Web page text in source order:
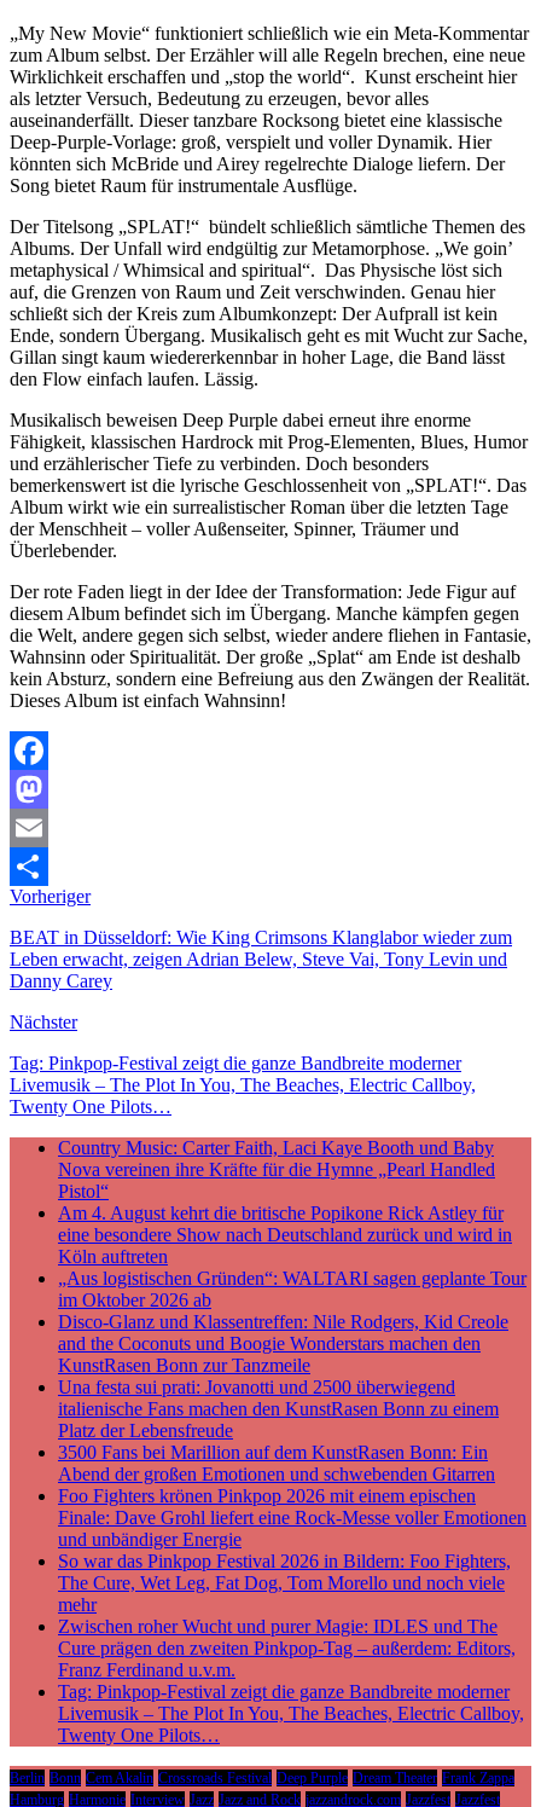
„My New Movie“ funktioniert schließlich wie ein Meta-Kommentar
zum Album selbst. Der Erzähler will alle Regeln brechen, eine neue
Wirklichkeit erschaffen und „stop the world“. Kunst erscheint hier
als letzter Versuch, Bedeutung zu erzeugen, bevor alles
auseinanderfällt. Dieser tanzbare Rocksong bietet eine klassische
Deep-Purple-Vorlage: groß, verspielt und voller Dynamik. Hier
könnten sich McBride und Airey regelrechte Dialoge liefern. Der
Song bietet Raum für instrumentale Ausflüge.
Der Titelsong „SPLAT!“ bündelt schließlich sämtliche Themen des
Albums. Der Unfall wird endgültig zur Metamorphose. „We goin’
metaphysical / Whimsical and spiritual“. Das Physische löst sich
auf, die Grenzen von Raum und Zeit verschwinden. Genau hier
schließt sich der Kreis zum Albumkonzept: Der Aufprall ist kein
Ende, sondern Übergang. Musikalisch geht es mit Wucht zur Sache,
Gillan singt kaum wiedererkennbar in hoher Lage, die Band lässt
den Flow einfach laufen. Lässig.
Musikalisch beweisen Deep Purple dabei erneut ihre enorme
Fähigkeit, klassischen Hardrock mit Prog-Elementen, Blues, Humor
und erzählerischer Tiefe zu verbinden. Doch besonders
bemerkenswert ist die lyrische Geschlossenheit von „SPLAT!“. Das
Album wirkt wie ein surrealistischer Roman über die letzten Tage
der Menschheit – voller Außenseiter, Spinner, Träumer und
Überlebender.
Der rote Faden liegt in der Idee der Transformation: Jede Figur auf
diesem Album befindet sich im Übergang. Manche kämpfen gegen
die Welt, andere gegen sich selbst, wieder andere fliehen in Fantasie,
Wahnsinn oder Spiritualität. Der große „Splat“ am Ende ist deshalb
kein Absturz, sondern eine Befreiung aus den Zwängen der Realität.
Dieses Album ist einfach Wahnsinn!
Facebook
Mastodon
Email
Teilen
Vorheriger
BEAT in Düsseldorf: Wie King Crimsons Klanglabor wieder zum
Leben erwacht, zeigen Adrian Belew, Steve Vai, Tony Levin und
Danny Carey
Nächster
Tag: Pinkpop-Festival zeigt die ganze Bandbreite moderner
Livemusik – The Plot In You, The Beaches, Electric Callboy,
Twenty One Pilots…
Country Music: Carter Faith, Laci Kaye Booth und Baby
Nova vereinen ihre Kräfte für die Hymne „Pearl Handled
Pistol“
Am 4. August kehrt die britische Popikone Rick Astley für
eine besondere Show nach Deutschland zurück und wird in
Köln auftreten
„Aus logistischen Gründen“: WALTARI sagen geplante Tour
im Oktober 2026 ab
Disco-Glanz und Klassentreffen: Nile Rodgers, Kid Creole
and the Coconuts und Boogie Wonderstars machen den
KunstRasen Bonn zur Tanzmeile
Una festa sui prati: Jovanotti und 2500 überwiegend
italienische Fans machen den KunstRasen Bonn zu einem
Platz der Lebensfreude
3500 Fans bei Marillion auf dem KunstRasen Bonn: Ein
Abend der großen Emotionen und schwebenden Gitarren
Foo Fighters krönen Pinkpop 2026 mit einem epischen
Finale: Dave Grohl liefert eine Rock-Messe voller Emotionen
und unbändiger Energie
So war das Pinkpop Festival 2026 in Bildern: Foo Fighters,
The Cure, Wet Leg, Fat Dog, Tom Morello und noch viele
mehr
Zwischen roher Wucht und purer Magie: IDLES und The
Cure prägen den zweiten Pinkpop-Tag – außerdem: Editors,
Franz Ferdinand u.v.m.
Tag: Pinkpop-Festival zeigt die ganze Bandbreite moderner
Livemusik – The Plot In You, The Beaches, Electric Callboy,
Twenty One Pilots…
Berlin Bonn Cem Akalin Crossroads Festival Deep Purple Dream Theater Frank Zappa
Hamburg Harmonie Interview Jazz Jazz and Rock jazzandrock.com Jazzfest Jazzfest